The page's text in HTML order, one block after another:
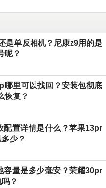
是单反相机？尼康z9用的是
呢？
哪里可以找回？安装包彻底
恢复？
配置详情是什么？苹果13pr
少？
容量是多少毫安？荣耀30pr
？